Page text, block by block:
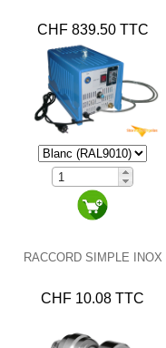
CHF 839.50 TTC
RACCORD SIMPLE INOX
CHF 10.08 TTC